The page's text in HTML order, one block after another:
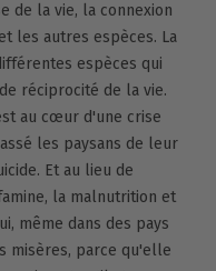
de la vie, la connexion
les autres espèces. La
espèces qui
réciprocité de la vie.
au cœur d'une crise
les paysans de leur
Et au lieu de
la malnutrition et
même dans des pays
misères, parce qu'elle